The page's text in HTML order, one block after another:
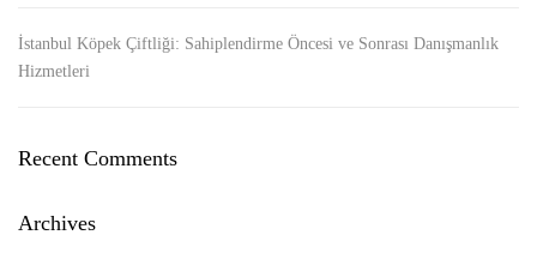
İstanbul Köpek Çiftliği: Sahiplendirme Öncesi ve Sonrası Danışmanlık
Hizmetleri
Recent Comments
Archives